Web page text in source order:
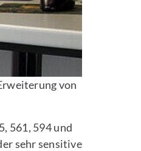
von
561, 594 und
sehr sensitive